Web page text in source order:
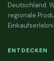
Deutschland.
regionale
ENTDECKEN